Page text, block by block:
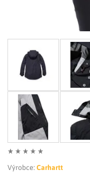
Výrobce: Carhartt